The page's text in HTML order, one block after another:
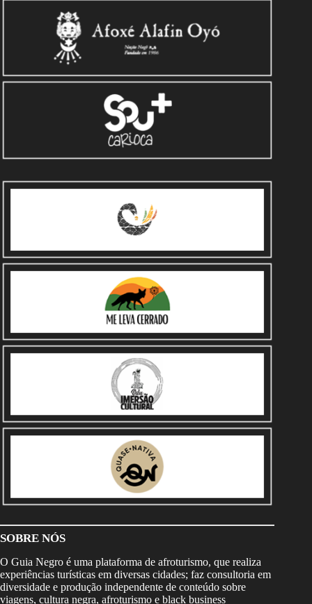
SOBRE NÓS
O Guia Negro é uma plataforma de afroturismo, que realiza
experiências turísticas em diversas cidades; faz consultoria em
diversidade e produção independente de conteúdo sobre
viagens, cultura negra, afroturismo e black business